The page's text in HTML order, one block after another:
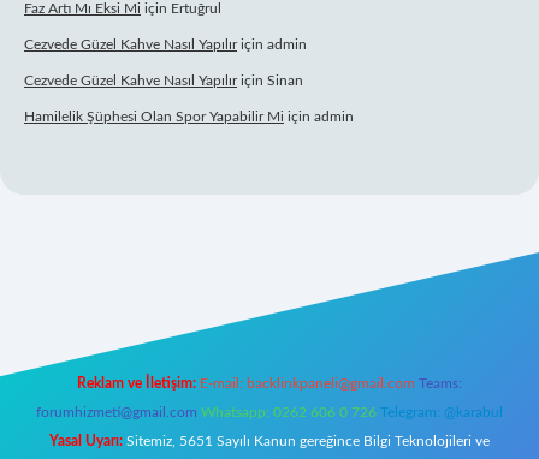
Faz Artı Mı Eksi Mi için Ertuğrul
Cezvede Güzel Kahve Nasıl Yapılıriçin admin
Cezvede Güzel Kahve Nasıl Yapılıriçin Sinan
Hamilelik Şüphesi Olan Spor Yapabilir Mi için admin
betexper.xyz
Reklam ve İletişim: E-mail: backlinkpaneli@gmail.com Teams:
forumhizmeti@gmail.com Whatsapp: 0262 606 0 726 Telegram: @karabul
Yasal Uyarı: Sitemiz, 5651 Sayılı Kanun gereğince Bilgi Teknolojileri ve